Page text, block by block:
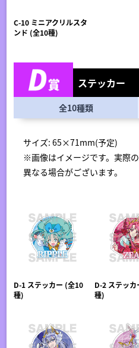
C-10 ミニアクリルスタ
ンド (全10種)
ステッカー
全10種類
サイズ: 65×71mm(予定)
※画像はイメージです。実際
異なる場合がございます。
D-1 ステッカー (全10
種)
D-2 ステッ
種)